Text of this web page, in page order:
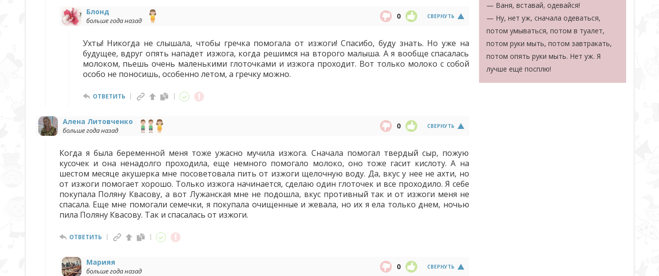
Блонд
больше года назад СВЕРНУТЬ
0
Ухты! Никогда не слышала, чтобы гречка помогала от изжоги! Спасибо, буду знать. Но уже на
будущее, вдруг опять нападет изжога, когда решимся на второго малыша. А я вообще спасалась
молоком, пьешь очень маленькими глоточками и изжога проходит. Вот только молоко с собой
особо не поносишь, особенно летом, а гречку можно.
ОТВЕТИТЬ
Алена Литовченко
больше года назад СВЕРНУТЬ
0
Когда я была беременной меня тоже ужасно мучила изжога. Сначала помогал твердый сыр, пожую
кусочек и она ненадолго проходила, еще немного помогало молоко, оно тоже гасит кислоту. А на
шестом месяце акушерка мне посоветовала пить от изжоги щелочную воду. Да, вкус у нее не ахти, но
от изжоги помогает хорошо. Только изжога начинается, сделаю один глоточек и все проходило. Я себе
покупала Поляну Квасову, а вот Лужанская мне не подошла, вкус противный так и от изжоги меня не
спасала. Еще мне помогали семечки, я покупала очищенные и жевала, но их я ела только днем, ночью
пила Поляну Квасову. Так и спасалась от изжоги.
ОТВЕТИТЬ
Марияя
больше года назад СВЕРНУТЬ
0
— Ваня, вставай, одевайся!
— Ну, нет уж, сначала одеваться,
потом умываться, потом в туалет,
потом руки мыть, потом завтракать,
потом опять руки мыть. Нет уж. Я
лучше ещё посплю!